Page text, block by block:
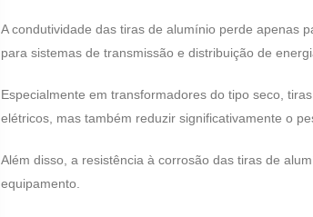
A condutividade das tiras de alumínio perde apenas
para sistemas de transmissão e distribuição de
Especialmente em transformadores do tipo seco,
elétricos, mas também reduzir significativamente o
Além disso, a resistência à corrosão das tiras de
equipamento.